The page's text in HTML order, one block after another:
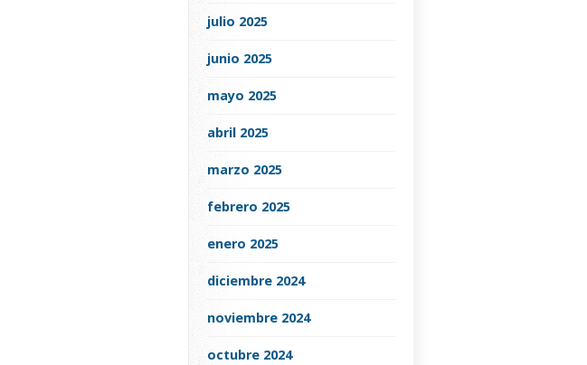
julio 2025
junio 2025
mayo 2025
abril 2025
marzo 2025
febrero 2025
enero 2025
diciembre 2024
noviembre 2024
octubre 2024